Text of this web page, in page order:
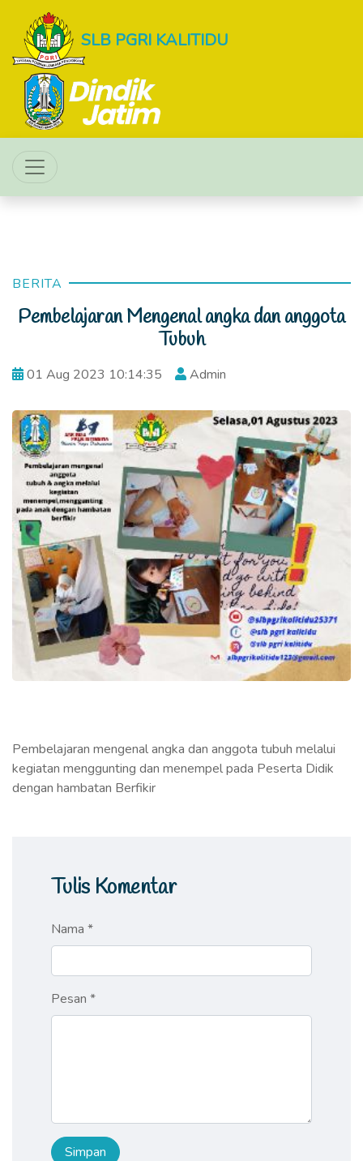
SLB PGRI KALITIDU
BERITA
Pembelajaran Mengenal angka dan anggota
Tubuh
01 Aug 2023 10:14:35 Admin
Pembelajaran mengenal angka dan anggota tubuh melalui
kegiatan menggunting dan menempel pada Peserta Didik
dengan hambatan Berfikir
Tulis Komentar
Nama *
Pesan *